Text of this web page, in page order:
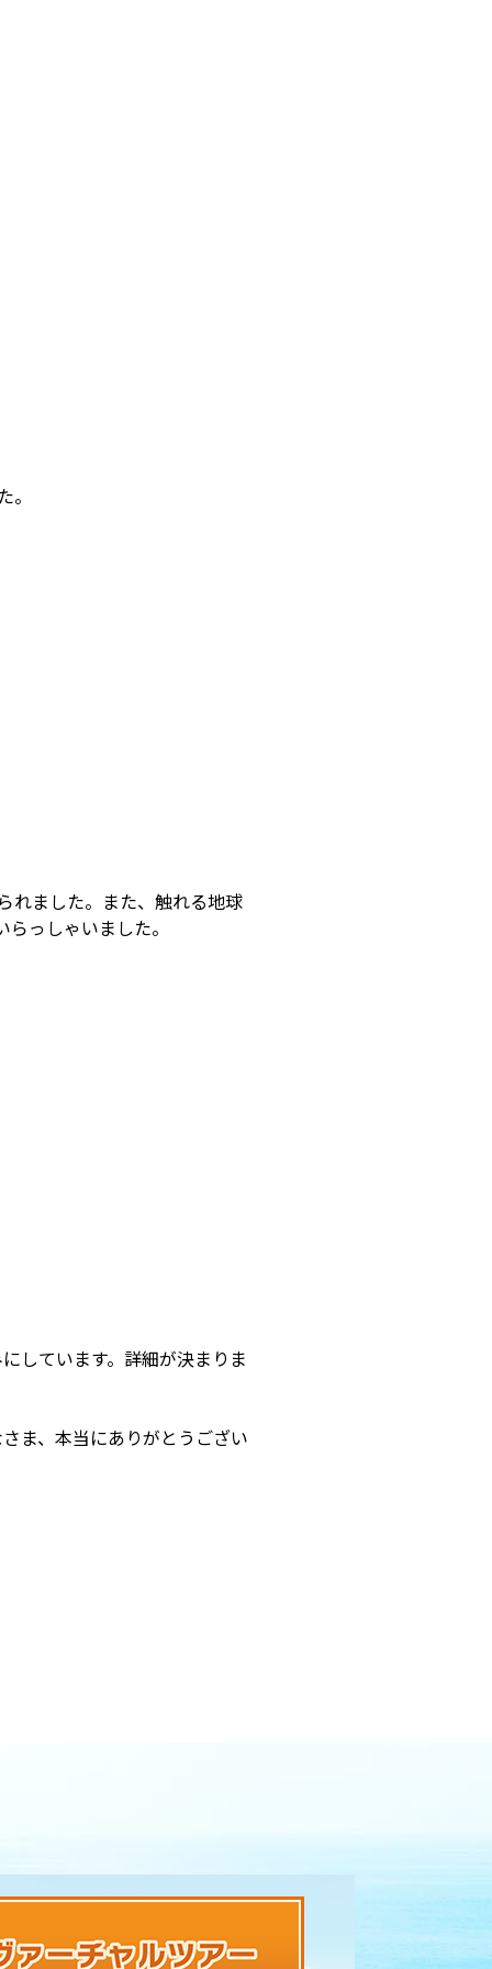
れました。また、触れる地球
っしゃいました。
しています。詳細が決まりま
ま、本当にありがとうござい